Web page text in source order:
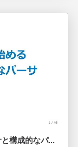
壊れたパーサから始める関数型設計と構成的なパーサ #fp_matsuri